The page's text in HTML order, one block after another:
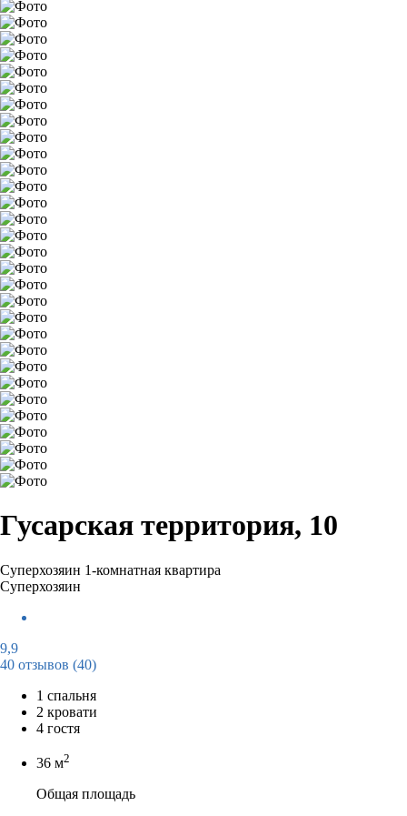
Гусарская территория, 10
Суперхозяин 1-комнатная квартира
Суперхозяин
9,9
40 отзывов (40)
1 спальня
2 кровати
4 гостя
36 м2
Общая площадь